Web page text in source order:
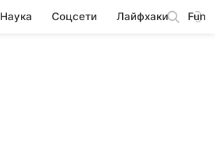
Наука Соцсети Лайфхаки Fun